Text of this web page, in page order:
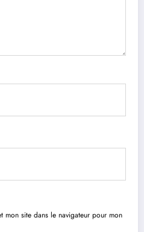
mon site dans le navigateur pour mon